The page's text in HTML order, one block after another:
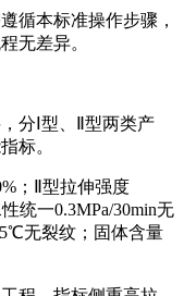
循本标准操作步骤，
无差异。
分Ⅰ型、Ⅱ型两类产
标。
；Ⅱ型拉伸强度
统一0.3MPa/30min无
无裂纹；固体含量